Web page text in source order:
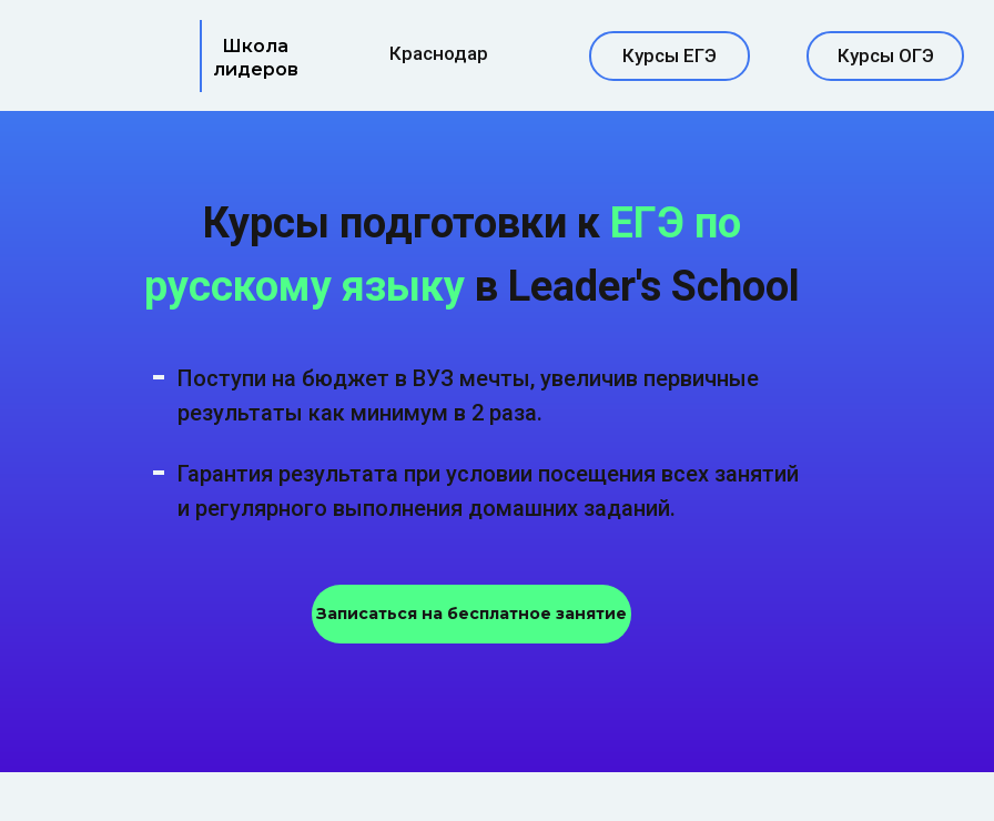
Школа
лидеров
Курсы ЕГЭ Курсы ОГЭ
Краснодар
Курсы подготовки к ЕГЭ по
русскому языку в Leader's School
Гарантия результата при условии посещения всех занятий
и регулярного выполнения домашних заданий.
Записаться на бесплатное занятие
Поступи на бюджет в ВУЗ мечты, увеличив первичные
результаты как минимум в 2 раза.